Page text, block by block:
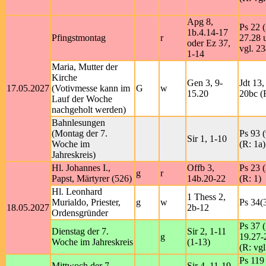
17.05.2027
Pfingstmontag r
Apg 8,
1b.4.14-17
oder Ez 37,
1-14
Ps 22
27.28
vgl.
Maria, Mutter der
Kirche
(Votivmesse kann im
Lauf der Woche
nachgeholt werden)
G w
Gen 3, 9-
15.20
Jdt
20bc
Bahnlesungen
(Montag der 7.
Woche im
Jahreskreis)
Sir 1, 1-10
Ps 93
(R: 1a)
18.05.2027
Hl. Johannes I.,
Papst, Märtyrer (526)
g r
Offb 3,
14b.20-22
Ps 23
(R: 1)
Hl. Leonhard
Murialdo, Priester,
Ordensgründer
g w
1 Thess 2,
2b-12
Ps
Dienstag der 7.
Woche im Jahreskreis
g
Sir 2, 1-11
(1-13)
Ps 37
19.27-
(R:
Ps